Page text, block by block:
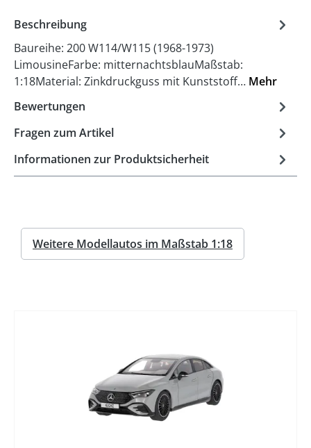
Beschreibung
Baureihe: 200 W114/W115 (1968-1973)
LimousineFarbe: mitternachtsblauMaßstab:
1:18Material: Zinkdruckguss mit Kunststoff… Mehr
Bewertungen
Fragen zum Artikel
Informationen zur Produktsicherheit
Weitere Modellautos im Maßstab 1:18